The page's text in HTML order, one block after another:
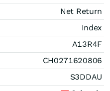
Net Return
Index
A13R4F
CH0271620806
S3DDAU